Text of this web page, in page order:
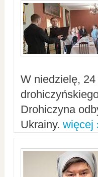
W niedzielę,
Drohiczyna
Ukrainy. więcej